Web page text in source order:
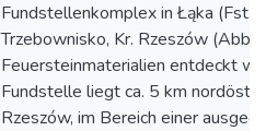
Fundstellenkomplex in Łąka (Fst.
Trzebownisko, Kr. Rzeszów (Abb.
Feuersteinmaterialien entdeckt
Fundstelle liegt ca. 5 km
Rzeszów, im Bereich einer